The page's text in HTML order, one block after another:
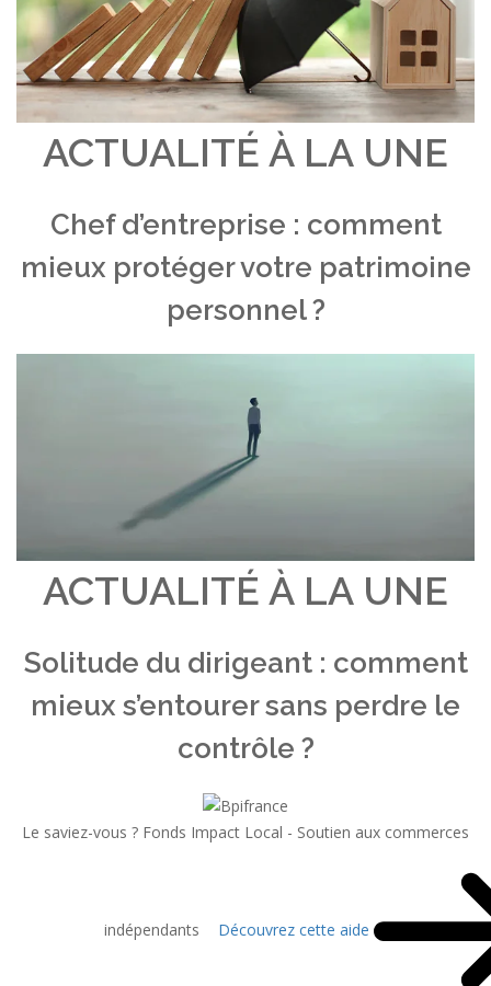
ACTUALITÉ À LA UNE
Chef d’entreprise : comment
mieux protéger votre patrimoine
personnel ?
ACTUALITÉ À LA UNE
Solitude du dirigeant : comment
mieux s’entourer sans perdre le
contrôle ?
Le saviez-vous ? Fonds Impact Local - Soutien aux commerces
indépendants Découvrez cette aide